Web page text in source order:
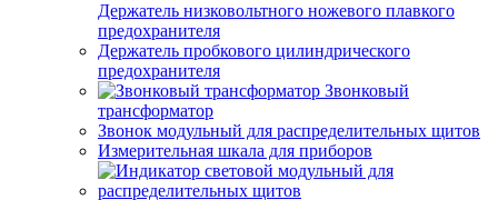
Держатель низковольтного ножевого плавкого
предохранителя
Держатель пробкового цилиндрического
предохранителя
Звонковый
трансформатор
Звонок модульный для распределительных щитов
Измерительная шкала для приборов